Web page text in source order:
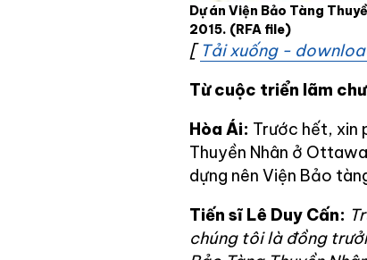
Dự án Viện Bảo Tàng
2015. (RFA file)
[ Tải xuống -
Từ cuộc triển lãm
Hòa Ái: Trước hết, xin
Thuyền Nhân ở
dựng nên Viện Bảo
Tiến sĩ Lê Duy Cấn:
chúng tôi là đồng